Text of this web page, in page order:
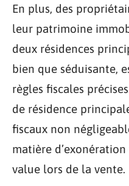
En plus, des
leur patrimoine
deux résidences
bien que séduisante,
règles fiscales
de résidence
fiscaux non
matière
value lors de la vente.